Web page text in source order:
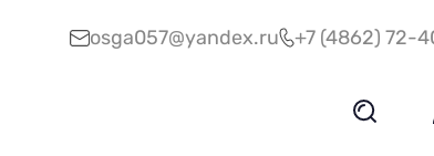
osga057@yandex.ru +7 (4862) 72-